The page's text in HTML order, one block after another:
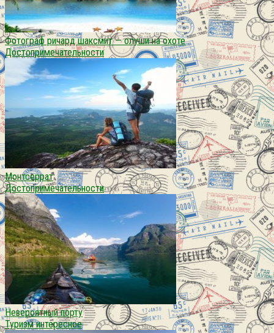
Фотограф ричард шаксмит — олуши на охоте
Достопримечательности
Монтсеррат
Достопримечательности
Невероятный порту
Туризм интересное